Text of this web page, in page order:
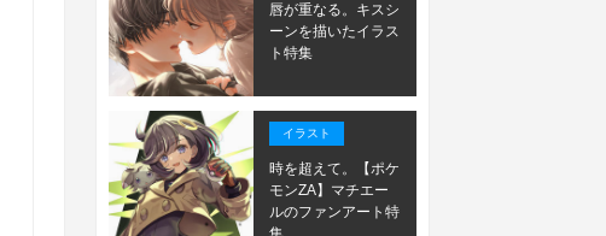
唇が重なる。キスシ
ーンを描いたイラス
ト特集
イラスト
時を超えて。【ポケ
モンZA】マチエー
ルのファンアート特